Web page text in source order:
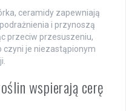
ceramidy zapewniają
i przynoszą
przeciw przesuszeniu,
czyni je niezastąpionym
wspierają cerę